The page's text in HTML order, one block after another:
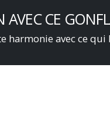
AVEC CE
harmonie avec ce